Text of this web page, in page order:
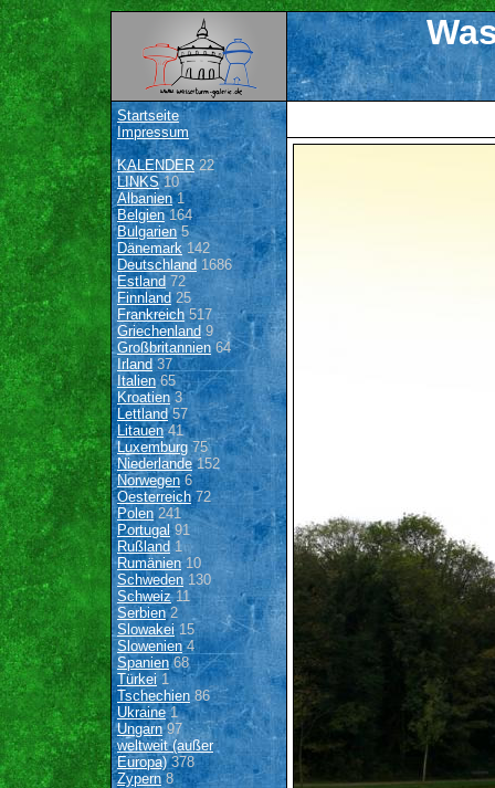
Startseite
Impressum
KALENDER22
LINKS10
Albanien1
Belgien164
Bulgarien 5
Dänemark142
Deutschland 1686
Estland 72
Finnland 25
Frankreich517
Griechenland9
Großbritannien64
Irland 37
Italien65
Kroatien3
Lettland57
Litauen41
Luxemburg 75
Niederlande152
Norwegen6
Oesterreich72
Polen 241
Portugal91
Rußland 1
Rumänien10
Schweden 130
Schweiz11
Serbien2
Slowakei15
Slowenien4
Spanien68
Türkei1
Tschechien 86
Ukraine1
Ungarn97
weltweit (außer
Europa)378
Zypern8